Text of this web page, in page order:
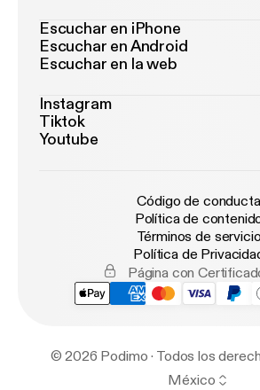
Escuchar en iPhone
Escuchar en Android
Escuchar en la web
Instagram
Tiktok
Youtube
Código de conducta
Política de
Términos de servicio
Política de
Página con
© 2026 Podimo · Todos los
México